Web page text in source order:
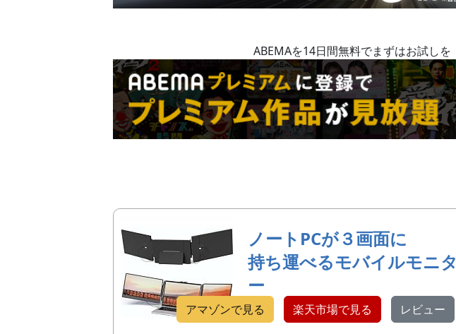
ABEMAを14日間無料でまずはお試しを
ノートPCが３画面に
持ち運べるモバイルモニタ
ー
アマゾンで見る 楽天市場で見る レビュー